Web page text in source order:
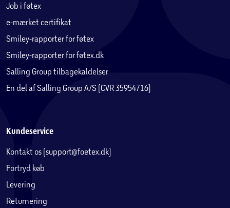
Job i føtex
e-mærket certifikat
Smiley-rapporter for føtex
Smiley-rapporter for føtex.dk
Salling Group tilbagekaldelser
En del af Salling Group A/S (CVR 35954716)
Kundeservice
Kontakt os (support@foetex.dk)
Fortryd køb
Levering
Returnering